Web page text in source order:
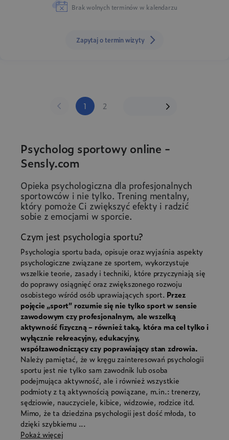
Brak wolnych terminów w kalendarzu
Zapytaj o termin wizyty
1 2
Psycholog sportowy online -
Sensly.com
Opieka psychologiczna dla profesjonalnych
sportowców i nie tylko. Trening mentalny,
który pomoże Ci zwiększyć efekty i radzić
sobie z emocjami w sporcie.
Czym jest psychologia sportu?
Psychologia sportu bada, opisuje oraz wyjaśnia aspekty
psychologiczne związane ze sportem, wykorzystuje
wszelkie teorie, zasady i techniki, które przyczyniają się
do poprawy osiągnięć oraz zwiększonego rozwoju
osobistego wśród osób uprawiających sport. Przez
pojęcie „sport” rozumie się nie tylko sport w sensie
zawodowym czy profesjonalnym, ale wszelką
aktywność fizyczną – również taką, która ma cel tylko i
wyłącznie rekreacyjny, edukacyjny,
współzawodniczący czy poprawiający stan zdrowia.
Należy pamiętać, że w kręgu zainteresowań psychologii
sportu jest nie tylko sam zawodnik lub osoba
podejmująca aktywność, ale i również wszystkie
podmioty z tą aktywnością powiązane, m.in.: trenerzy,
sędziowie, nauczyciele, kibice, widzowie, rodzice itd.
Mimo, że ta dziedzina psychologii jest dość młoda, to
dzięki szybkiemu ...
Pokaż więcej